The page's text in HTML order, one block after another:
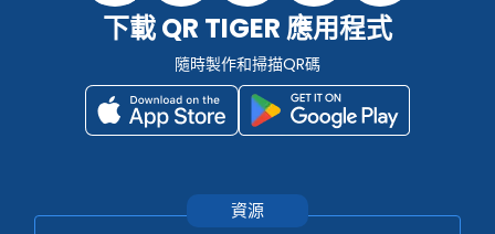
下載 QR TIGER 應用程式
隨時製作和掃描QR碼
資源